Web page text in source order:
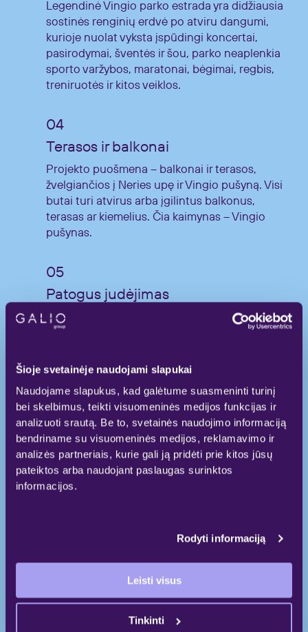
Šioje svetainėje naudojami slapukai
Naudojame slapukus, kad galėtume suasmeninti turinį
bei skelbimus, teikti visuomeninės medijos funkcijas ir
analizuoti srautą. Be to, svetainės naudojimo informaciją
bendriname su visuomeninės medijos, reklamavimo ir
analizės partneriais, kurie gali ją pridėti prie kitos jūsų
pateiktos arba naudojant paslaugas surinktos
informacijos.
Rodyti informaciją
Leisti visus
Tinkinti
Legendinė Vingio parko estrada yra didžiausia
sostinės renginių erdvė po atviru dangumi,
kurioje nuolat vyksta įspūdingi koncertai,
pasirodymai, šventės ir šou, parko neaplenkia
sporto varžybos, maratonai, bėgimai, regbis,
treniruotės ir kitos veiklos.
Terasos ir balkonai
Projekto puošmena – balkonai ir terasos,
žvelgiančios į Neries upę ir Vingio pušyną. Visi
butai turi atvirus arba įgilintus balkonus,
terasas ar kiemelius. Čia kaimynas – Vingio
pušynas.
Patogus judėjimas
Pagrindinė automobilių jungtis su sostinės
rajonais, Trakais, Kaunu, Vilniaus oro uostu –
Baltojo tilto ir toliau – dviračių ir pėsčiųjų
Viskas šalia
Čia gyvenimas juda gamtoje, nepamesdamas
miesto suteikiamų privilegijų. Patogiai
jungiantis miestą ir parką.